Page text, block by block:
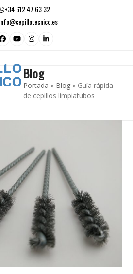
+34 612 47 63 32
info@cepillotecnico.es
Facebook
YouTubeInstagram
LinkedIn
Blog
Portada » Blog » Guía rápida
de cepillos limpiatubos